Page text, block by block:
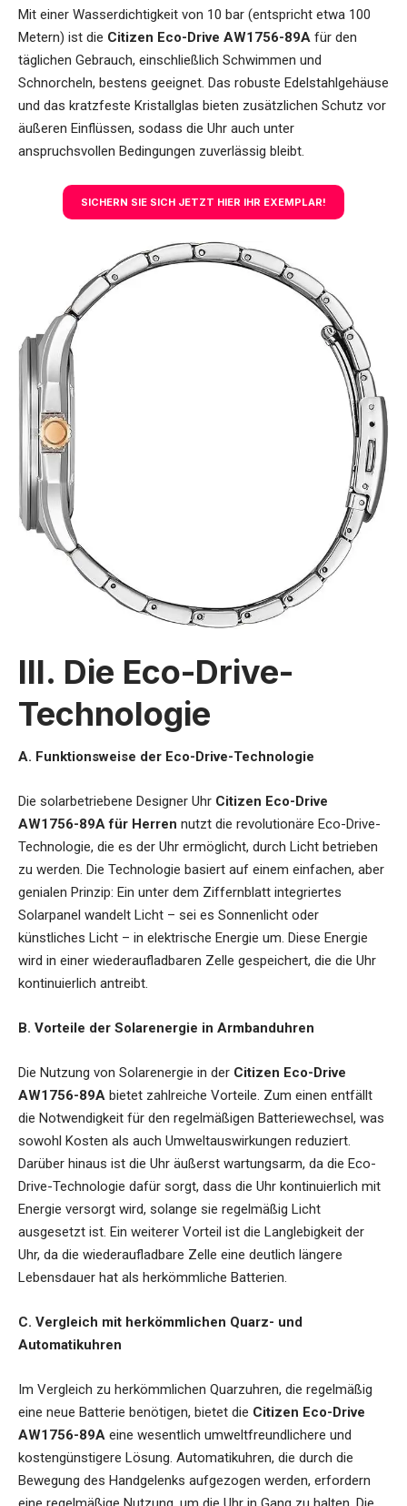
Mit einer Wasserdichtigkeit von 10 bar (entspricht etwa 100
Metern) ist die Citizen Eco-Drive AW1756-89A für den
täglichen Gebrauch, einschließlich Schwimmen und
Schnorcheln, bestens geeignet. Das robuste Edelstahlgehäuse
und das kratzfeste Kristallglas bieten zusätzlichen Schutz vor
äußeren Einflüssen, sodass die Uhr auch unter
anspruchsvollen Bedingungen zuverlässig bleibt.
SICHERN SIE SICH JETZT HIER IHR EXEMPLAR!
III. Die Eco-Drive-
Technologie
A. Funktionsweise der Eco-Drive-Technologie
Die solarbetriebene Designer Uhr Citizen Eco-Drive
AW1756-89A für Herren nutzt die revolutionäre Eco-Drive-
Technologie, die es der Uhr ermöglicht, durch Licht betrieben
zu werden. Die Technologie basiert auf einem einfachen, aber
genialen Prinzip: Ein unter dem Ziffernblatt integriertes
Solarpanel wandelt Licht – sei es Sonnenlicht oder
künstliches Licht – in elektrische Energie um. Diese Energie
wird in einer wiederaufladbaren Zelle gespeichert, die die Uhr
kontinuierlich antreibt.
B. Vorteile der Solarenergie in Armbanduhren
Die Nutzung von Solarenergie in der Citizen Eco-Drive
AW1756-89A bietet zahlreiche Vorteile. Zum einen entfällt
die Notwendigkeit für den regelmäßigen Batteriewechsel, was
sowohl Kosten als auch Umweltauswirkungen reduziert.
Darüber hinaus ist die Uhr äußerst wartungsarm, da die Eco-
Drive-Technologie dafür sorgt, dass die Uhr kontinuierlich mit
Energie versorgt wird, solange sie regelmäßig Licht
ausgesetzt ist. Ein weiterer Vorteil ist die Langlebigkeit der
Uhr, da die wiederaufladbare Zelle eine deutlich längere
Lebensdauer hat als herkömmliche Batterien.
C. Vergleich mit herkömmlichen Quarz- und
Automatikuhren
Im Vergleich zu herkömmlichen Quarzuhren, die regelmäßig
eine neue Batterie benötigen, bietet die Citizen Eco-Drive
AW1756-89A eine wesentlich umweltfreundlichere und
kostengünstigere Lösung. Automatikuhren, die durch die
Bewegung des Handgelenks aufgezogen werden, erfordern